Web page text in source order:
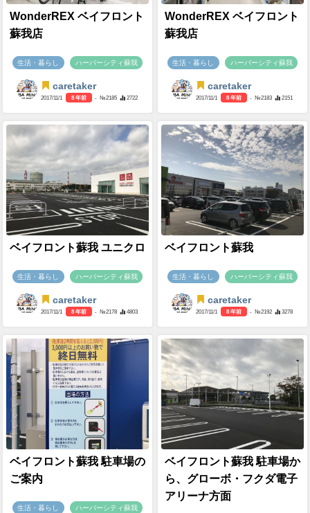
WonderREX ベイフロント
蘇我店
生活・暮らし ハーバーシティ蘇我
caretaker
2017/11/1 8 年前 - №2185 2722
WonderREX ベイフロント
蘇我店
生活・暮らし ハーバーシティ蘇我
caretaker
2017/11/1 8 年前 - №2183 2151
ベイフロント蘇我 ユニクロ
生活・暮らし ハーバーシティ蘇我
caretaker
2017/11/1 8 年前 - №2178 4803
ベイフロント蘇我
生活・暮らし ハーバーシティ蘇我
caretaker
2017/11/1 8 年前 - №2192 3278
ベイフロント蘇我 駐車場の
ご案内
生活・暮らし ハーバーシティ蘇我
ベイフロント蘇我 駐車場か
ら、グローボ・フクダ電子
アリーナ方面